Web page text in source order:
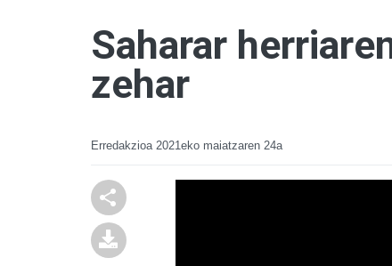
Saharar
zehar
Erredakzioa 2021eko maiatzaren 24a